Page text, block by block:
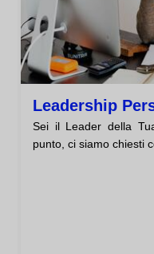
Leadership
Sei il Leader della
punto, ci siamo chiesti